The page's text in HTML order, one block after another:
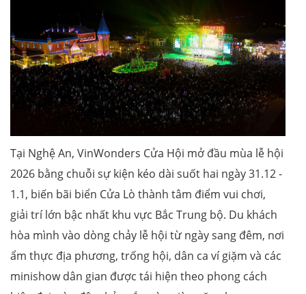
Tại Nghệ An, VinWonders Cửa Hội mở đầu mùa lễ hội
2026 bằng chuỗi sự kiện kéo dài suốt hai ngày 31.12 -
1.1, biến bãi biển Cửa Lò thành tâm điểm vui chơi,
giải trí lớn bậc nhất khu vực Bắc Trung bộ. Du khách
hòa mình vào dòng chảy lễ hội từ ngày sang đêm, nơi
ẩm thực địa phương, trống hội, dân ca ví giặm và các
minishow dân gian được tái hiện theo phong cách